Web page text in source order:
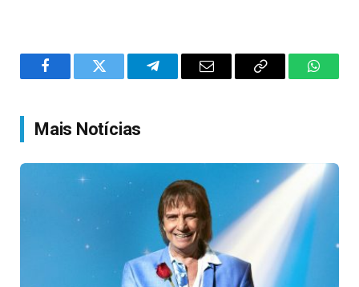
FacebookTwitter TelegramEmail
Copy
Mais Notícias